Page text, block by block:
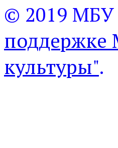
© 2019
поддержке
культуры".